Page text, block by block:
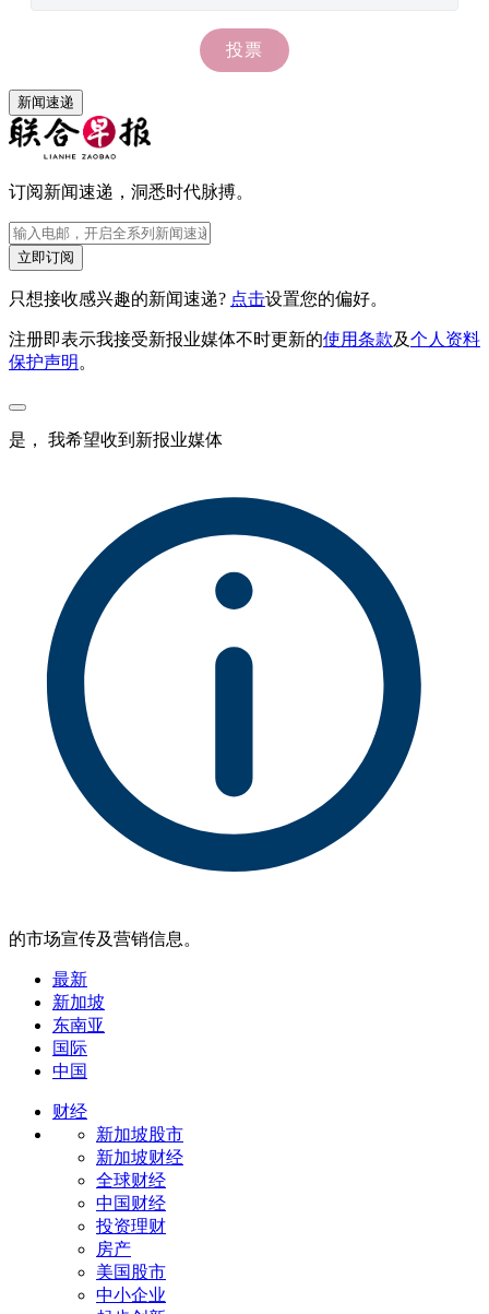
新闻速递
订阅新闻速递，洞悉时代脉搏。
立即订阅
只想接收感兴趣的新闻速递? 点击设置您的偏好。
注册即表示我接受新报业媒体不时更新的使用条款及个人资料
保护声明 。
是， 我希望收到新报业媒体
的市场宣传及营销信息。
最新
新加坡
东南亚
国际
中国
财经
新加坡股市
新加坡财经
全球财经
中国财经
投资理财
房产
美国股市
中小企业